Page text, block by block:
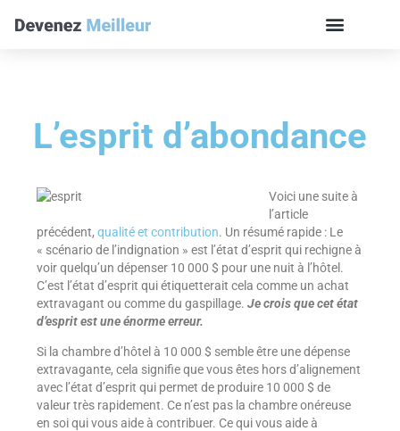
L’esprit d’abondance
Voici une suite à
l’article
précédent, qualité et contribution. Un résumé rapide : Le
« scénario de l’indignation » est l’état d’esprit qui rechigne à
voir quelqu’un dépenser 10 000 $ pour une nuit à l’hôtel.
C’est l’état d’esprit qui étiquetterait cela comme un achat
extravagant ou comme du gaspillage. Je crois que cet état
d’esprit est une énorme erreur.
Si la chambre d’hôtel à 10 000 $ semble être une dépense
extravagante, cela signifie que vous êtes hors d’alignement
avec l’état d’esprit qui permet de produire 10 000 $ de
valeur très rapidement. Ce n’est pas la chambre onéreuse
en soi qui vous aide à contribuer. Ce qui vous aide à